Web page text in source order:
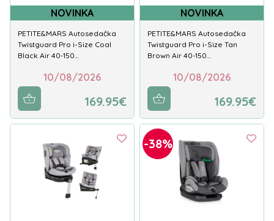
NOVINKA
PETITE&MARS Autosedačka
Twistguard Pro i-Size Coal
Black Air 40-150…
10/08/2026
169.95€
NOVINKA
PETITE&MARS Autosedačka
Twistguard Pro i-Size Tan
Brown Air 40-150…
10/08/2026
169.95€
-38%